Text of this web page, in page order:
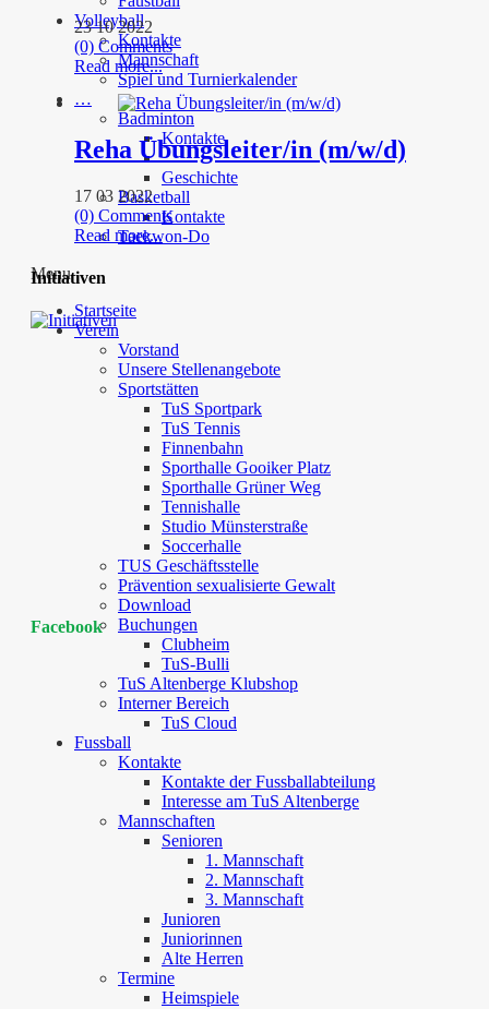
Volleyball
Kontakte
Mannschaft
Spiel und Turnierkalender
…
Badminton
Kontakte
Geschichte
Basketball
Kontakte
Taekwon-Do
Menu
Startseite
Verein
Vorstand
Unsere Stellenangebote
Sportstätten
TuS Sportpark
TuS Tennis
Finnenbahn
Sporthalle Gooiker Platz
Sporthalle Grüner Weg
Tennishalle
Studio Münsterstraße
Soccerhalle
TUS Geschäftsstelle
Prävention sexualisierte Gewalt
Download
Buchungen
Clubheim
TuS-Bulli
TuS Altenberge Klubshop
Interner Bereich
TuS Cloud
Fussball
Kontakte
Kontakte der Fussballabteilung
Interesse am TuS Altenberge
Mannschaften
Senioren
1. Mannschaft
2. Mannschaft
3. Mannschaft
Junioren
Juniorinnen
Alte Herren
Termine
Heimspiele
23 10 2022
(0) Comments
Read more...
Reha Übungsleiter/in (m/w/d)
17 03 2022
(0) Comments
Read more...
Initiativen
Facebook